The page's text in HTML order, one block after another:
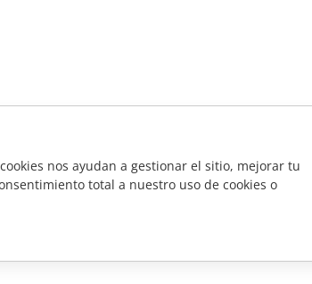
nos ayudan a gestionar el sitio, mejorar tu
total a nuestro uso de cookies o